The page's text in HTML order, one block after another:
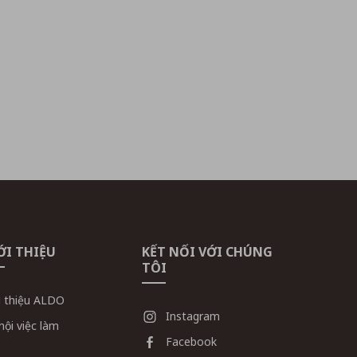
THIỆU
thiệu ALDO
việc làm
KẾT NỐI VỚI CHÚNG
TÔI
Instagram
Facebook